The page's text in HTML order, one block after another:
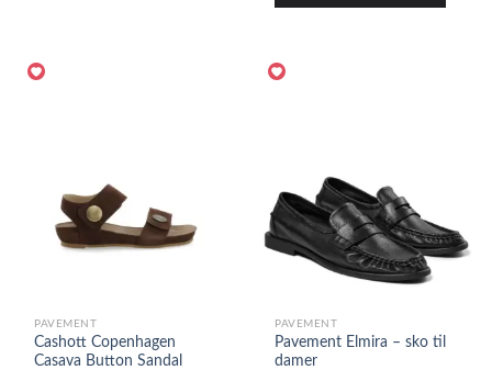
PAVEMENT
Cashott Copenhagen
Casava Button Sandal
PAVEMENT
Pavement Elmira – sko til
damer